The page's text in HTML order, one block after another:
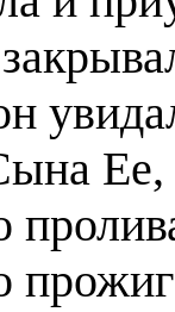
Ее,